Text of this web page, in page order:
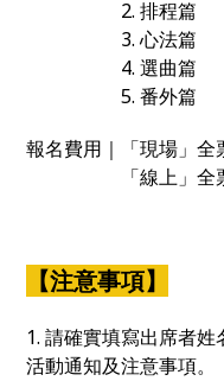
2. 排程篇
3. 心法篇
4. 選曲篇
5. 番外篇
報名費用｜「現場」全
「線上」全票
【注意事項】
1. 請確實填寫出席者
活動通知及注意事項。